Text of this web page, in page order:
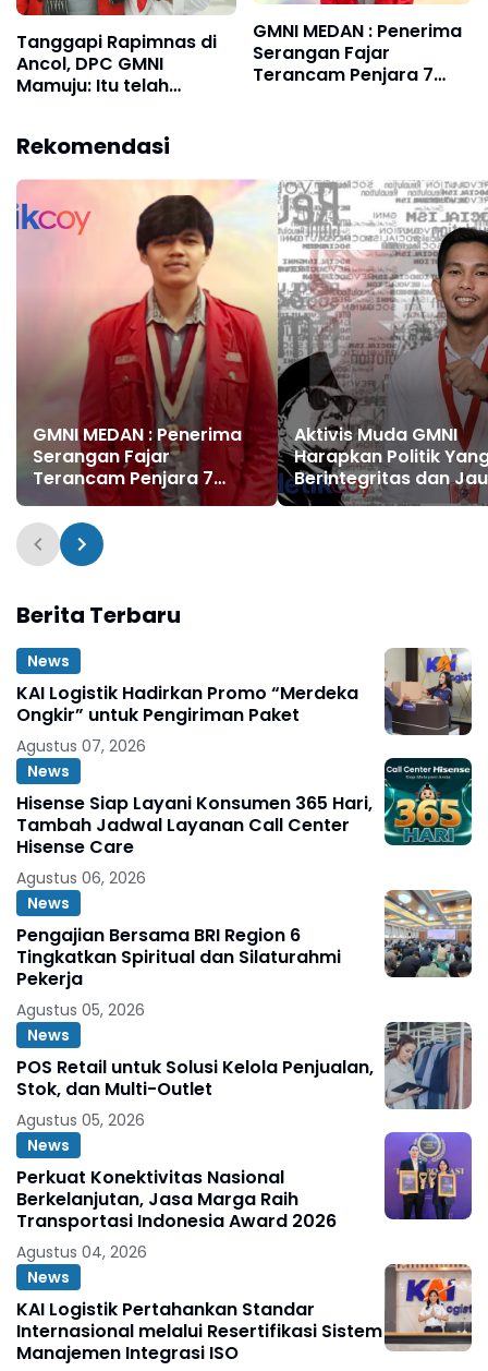
Tanggapi Rapimnas di
Ancol, DPC GMNI
Mamuju: Itu telah
GMNI MEDAN : Penerima
Serangan Fajar
Terancam Penjara 7
Rekomendasi
GMNI MEDAN : Penerima
Serangan Fajar
Terancam Penjara 7
Tahun
Aktivis Muda GMNI
Harapkan Politik
Berintegritas dan
Dari Money Politcs
Berita Terbaru
News
KAI Logistik Hadirkan Promo “Merdeka
Ongkir” untuk Pengiriman Paket
Agustus 07, 2026
News
Hisense Siap Layani Konsumen 365 Hari,
Tambah Jadwal Layanan Call Center
Hisense Care
Agustus 06, 2026
News
Pengajian Bersama BRI Region 6
Tingkatkan Spiritual dan Silaturahmi
Pekerja
Agustus 05, 2026
News
POS Retail untuk Solusi Kelola Penjualan,
Stok, dan Multi-Outlet
Agustus 05, 2026
News
Perkuat Konektivitas Nasional
Berkelanjutan, Jasa Marga Raih
Transportasi Indonesia Award 2026
Agustus 04, 2026
News
KAI Logistik Pertahankan Standar
Internasional melalui Resertifikasi Sistem
Manajemen Integrasi ISO